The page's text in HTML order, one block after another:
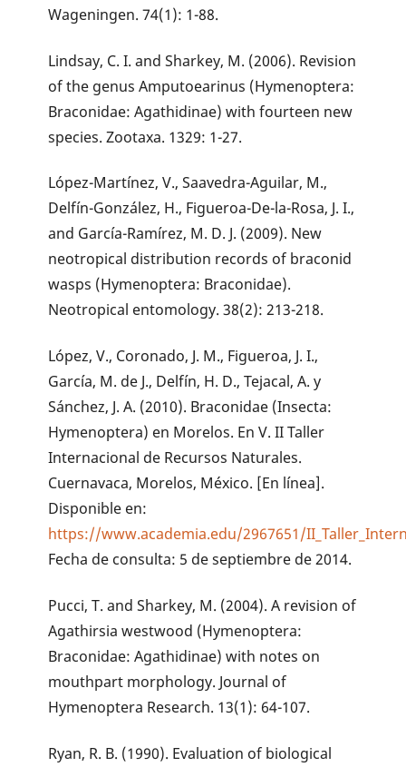
Wageningen. 74(1): 1-88.
Lindsay, C. I. and Sharkey, M. (2006). Revision
of the genus Amputoearinus (Hymenoptera:
Braconidae: Agathidinae) with fourteen new
species. Zootaxa. 1329: 1-27.
López-Martínez, V., Saavedra-Aguilar, M.,
Delfín-González, H., Figueroa-De-la-Rosa, J. I.,
and García-Ramírez, M. D. J. (2009). New
neotropical distribution records of braconid
wasps (Hymenoptera: Braconidae).
Neotropical entomology. 38(2): 213-218.
López, V., Coronado, J. M., Figueroa, J. I.,
García, M. de J., Delfín, H. D., Tejacal, A. y
Sánchez, J. A. (2010). Braconidae (Insecta:
Hymenoptera) en Morelos. En V. II Taller
Internacional de Recursos Naturales.
Cuernavaca, Morelos, México. [En línea].
Disponible en:
https://www.academia.edu/2967651/
Fecha de consulta: 5 de septiembre de 2014.
Pucci, T. and Sharkey, M. (2004). A revision of
Agathirsia westwood (Hymenoptera:
Braconidae: Agathidinae) with notes on
mouthpart morphology. Journal of
Hymenoptera Research. 13(1): 64-107.
Ryan, R. B. (1990). Evaluation of biological